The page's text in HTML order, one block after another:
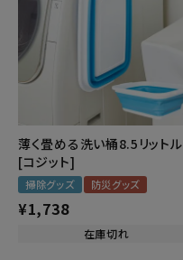
薄く畳める洗い桶8.5リットル
[コジット]
掃除グッズ 防災グッズ
¥1,738
在庫切れ